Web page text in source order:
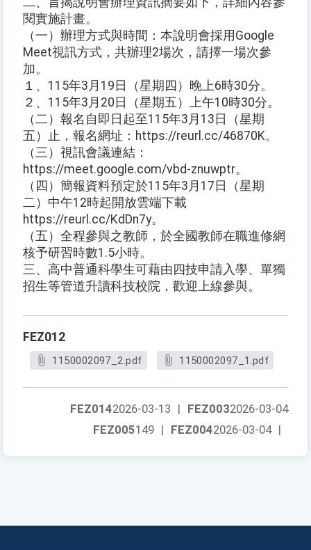
閱實施計畫。
（一）辦理方式與時間：本說明會採用Google
Meet視訊方式，共辦理2場次，請擇一場次參
加。
１、115年3月19日（星期四）晚上6時30分。
２、115年3月20日（星期五）上午10時30分。
（二）報名自即日起至115年3月13日（星期
五）止，報名網址：https://reurl.cc/46870K。
（三）視訊會議連結：
https://meet.google.com/vbd-znuwptr。
（四）簡報資料預定於115年3月17日（星期
二）中午12時起開放雲端下載
https://reurl.cc/KdDn7y。
（五）全程參與之教師，於全國教師在職進修網
核予研習時數1.5小時。
三、高中普通科學生可藉由四技申請入學、單獨
招生等管道升讀科技校院，歡迎上線參與。
FEZ012
1150002097_2.pdf 1150002097_1.pdf
FEZ0032026-03-04
FEZ0142026-03-13 |
FEZ0042026-03-04 |
FEZ005149 |